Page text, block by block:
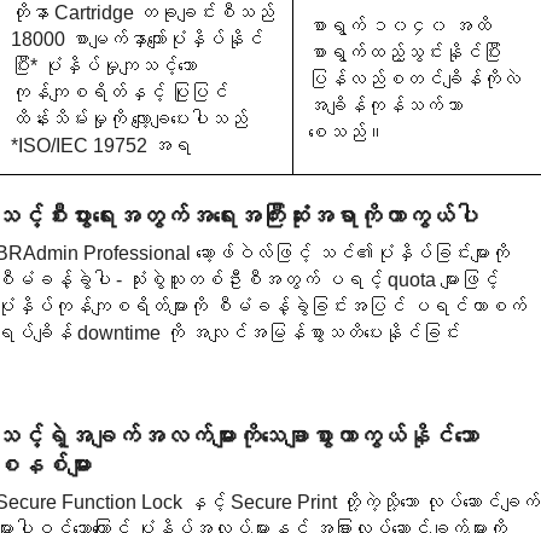
တိုနာ Cartridge တခုချင်းစီသည်
18000 စာမျက်နှာကျော်ပုံနှိပ်နိုင်
ပြီး* ပုံနှိပ်မှုကျသင့်သော
ကုန်ကျစရိတ်နှင့် ပြုပြင်
ထိန်းသိမ်းမှုကို လျော့ချပေးပါသည်
*ISO/IEC 19752 အရ
စာရွက် ၁၀၄၀ အထိ
စာရွက်ထည့်သွင်းနိုင်ပြီး
ပြန်လည်စတင်ချိန်ကိုလဲ
အချိန်ကုန်သက်သာ
စေသည်။
င့်စီးပွားရေးအတွက်အရေးအကြီးဆုံးအရာကိုကာကွယ်ပါ
Professional ဆော့ဖ်ဝဲလ်ဖြင့် သင်၏ပုံနှိပ်ခြင်းများကို
မံခန့်ခွဲပါ - သုံးစွဲသူတစ်ဦးစီအတွက် ပရင့် quota များဖြင့်
နှိပ်ကုန်ကျစရိတ်များကို စီမံခန့်ခွဲခြင်းအပြင် ပရင်တာစက်
ပ်ချိန် downtime ကို အလျင်အမြန်စွာသတိပေးနိုင်ခြင်း
င့်ရဲ့အချက်အလက်များကိုသေချာစွာကာကွယ်နိုင်သော
နစ်များ
Function Lock နှင့် Secure Print တို့ကဲ့သို့သော လုပ်ဆောင်ချက်
ျားပါဝင်သောကြောင့် ပုံနှိပ်အလုပ်များနှင့် အခြားလုပ်ဆောင်ချက်များကို